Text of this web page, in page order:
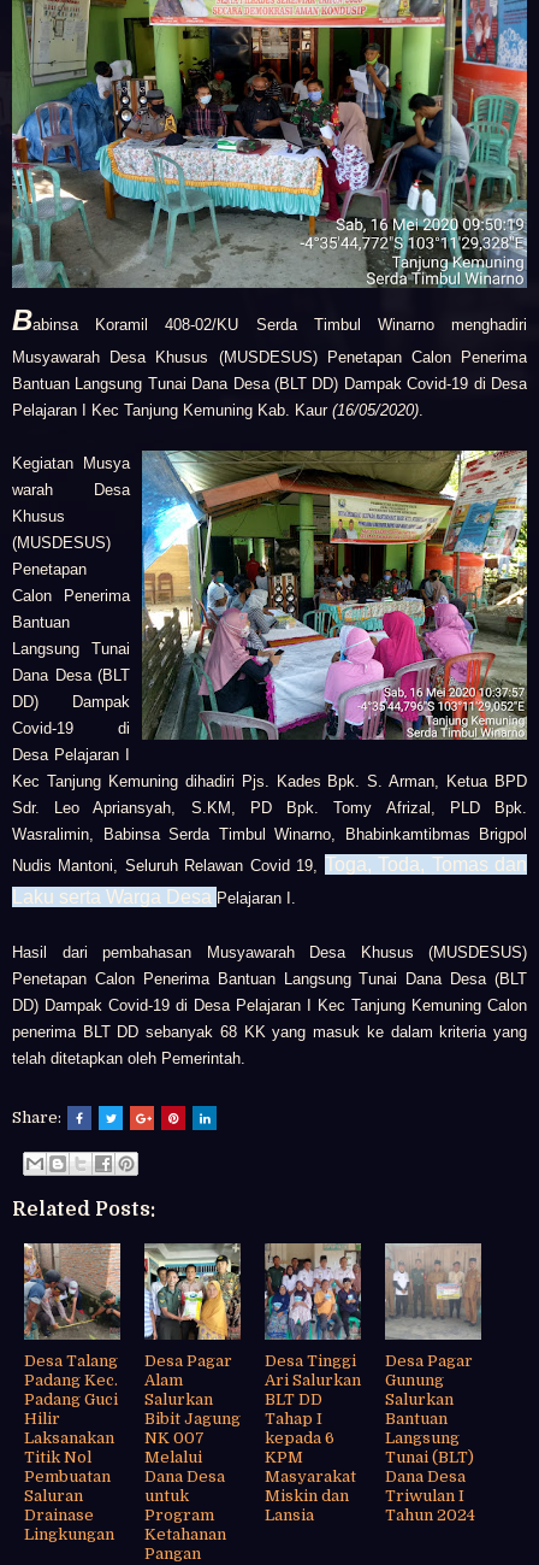
Babinsa Koramil 408-02/KU Serda Timbul Winarno menghadiri
Musyawarah Desa Khusus (MUSDESUS) Penetapan Calon Penerima
Bantuan Langsung Tunai Dana Desa (BLT DD) Dampak Covid-19 di Desa
Pelajaran I Kec Tanjung Kemuning Kab. Kaur (16/05/2020)
Kegiatan Musya
warah Desa
Khusus
(MUSDESUS)
Penetapan
Calon Penerima
Bantuan
Langsung Tunai
Dana Desa (BLT
DD) Dampak
Covid-19 di
Desa Pelajaran I
Kec Tanjung Kemuning dihadiri Pjs. Kades Bpk. S. Arman, Ketua BPD
Sdr. Leo Apriansyah, S.KM, PD Bpk. Tomy Afrizal, PLD Bpk.
Wasralimin, Babinsa Serda Timbul Winarno, Bhabinkamtibmas Brigpol
Nudis Mantoni, Seluruh Relawan Covid 19, Toga, Toda, Tomas dan
Laku serta Warga Desa Pelajaran I.
Hasil dari pembahasan Musyawarah Desa Khusus (MUSDESUS)
Penetapan Calon Penerima Bantuan Langsung Tunai Dana Desa (BLT
DD) Dampak Covid-19 di Desa Pelajaran I Kec Tanjung Kemuning Calon
penerima BLT DD sebanyak 68 KK yang masuk ke dalam kriteria yang
telah ditetapkan oleh Pemerintah.
Share:
Related Posts:
Desa Talang
Padang Kec.
Padang Guci
Hilir
Laksanakan
Titik Nol
Pembuatan
Saluran
Drainase
Lingkungan
Desa Pagar
Alam
Salurkan
Bibit Jagung
NK 007
Melalui
Dana Desa
untuk
Program
Ketahanan
Pangan
Desa Tinggi
Ari Salurkan
BLT DD
Tahap I
kepada 6
KPM
Masyarakat
Miskin dan
Lansia
Desa Pagar
Gunung
Salurkan
Bantuan
Langsung
Tunai (BLT)
Dana Desa
Triwulan I
Tahun 2024